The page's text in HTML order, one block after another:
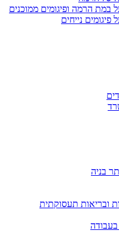
במת הרמה ופיגומים ממוכנים
נייחים
בניה
ובריאות תעסוקתית